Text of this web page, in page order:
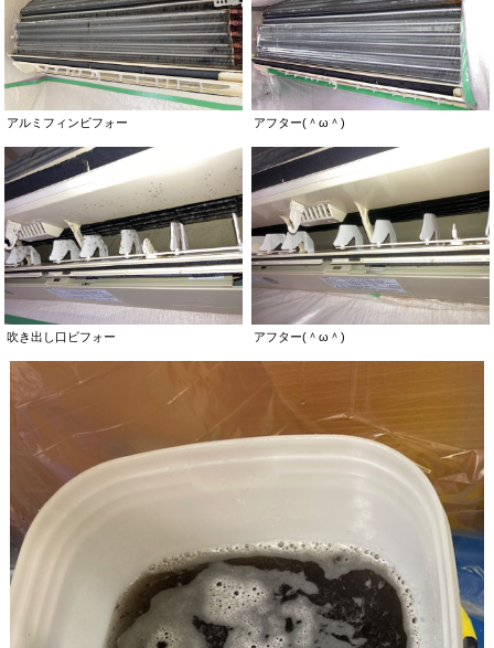
アルミフィンビフォー アフター(＾ω＾)
吹き出し口ビフォー アフター(＾ω＾)